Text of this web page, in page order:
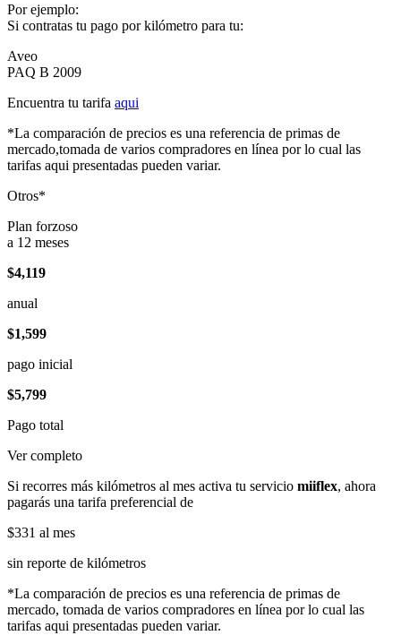
Por ejemplo:
Si contratas tu pago por kilómetro para tu:
Aveo
PAQ B 2009
Encuentra tu tarifa aqui
*La comparación de precios es una referencia de primas de
mercado,tomada de varios compradores en línea por lo cual las
tarifas aqui presentadas pueden variar.
Otros*
Plan forzoso
a 12 meses
$4,119
anual
$1,599
pago inicial
$5,799
Pago total
Ver completo
Si recorres más kilómetros al mes activa tu servicio miiflex, ahora
pagarás una tarifa preferencial de
$331 al mes
sin reporte de kilómetros
*La comparación de precios es una referencia de primas de
mercado, tomada de varios compradores en línea por lo cual las
tarifas aqui presentadas pueden variar.